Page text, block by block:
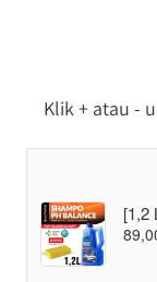
Klik + atau -